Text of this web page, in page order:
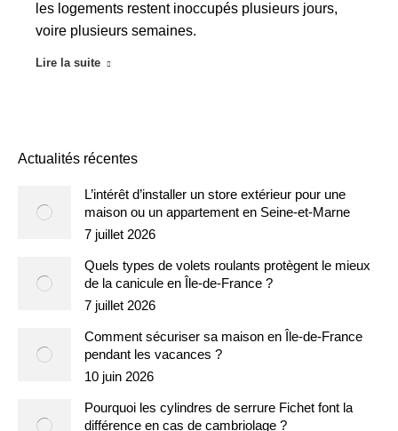
les logements restent inoccupés plusieurs jours,
voire plusieurs semaines.
Lire la suite
Actualités récentes
L’intérêt d’installer un store extérieur pour une
maison ou un appartement en Seine-et-Marne
7 juillet 2026
Quels types de volets roulants protègent le mieux
de la canicule en Île-de-France ?
7 juillet 2026
Comment sécuriser sa maison en Île-de-France
pendant les vacances ?
10 juin 2026
Pourquoi les cylindres de serrure Fichet font la
différence en cas de cambriolage ?